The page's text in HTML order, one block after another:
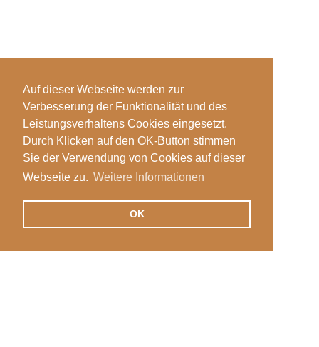
Auf dieser Webseite werden zur
Verbesserung der Funktionalität und des
Leistungsverhaltens Cookies eingesetzt.
Durch Klicken auf den OK-Button stimmen
Sie der Verwendung von Cookies auf dieser
Webseite zu. Weitere Informationen
OK